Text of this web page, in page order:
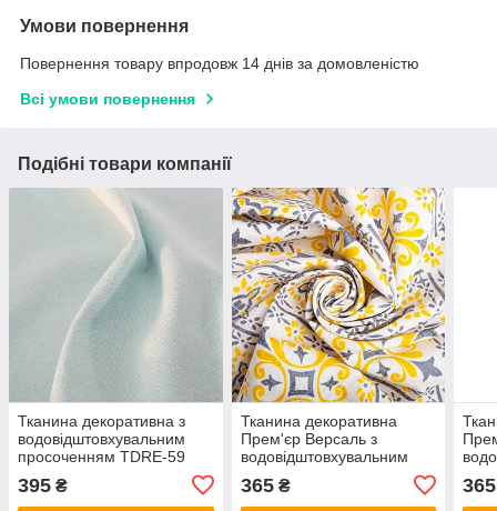
Умови повернення
Повернення товару впродовж 14 днів за домовленістю
Всі умови повернення
Подібні товари компанії
Тканина декоративна з
водовідштовхувальним
просоченням TDRE-59
395 ₴
Тканина декоративна
Прем'єр Версаль з
водовідштовхувальним
жовтий
365₴ 365